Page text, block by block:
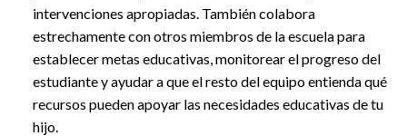
intervenciones apropiadas. También colabora
estrechamente con otros miembros de la escuela para
establecer metas educativas, monitorear el progreso del
estudiante y ayudar a que el resto del equipo entienda qué
recursos pueden apoyar las necesidades educativas de tu
hijo.